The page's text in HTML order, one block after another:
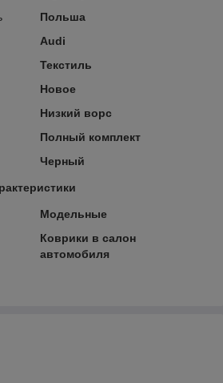
Польша
Audi
Текстиль
Новое
Низкий ворс
Полный комплект
Черный
Модельные
Коврики в салон
автомобиля